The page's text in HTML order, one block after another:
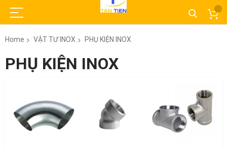
Home VẬT TƯ INOX PHỤ KIỆN INOX
PHỤ KIỆN INOX